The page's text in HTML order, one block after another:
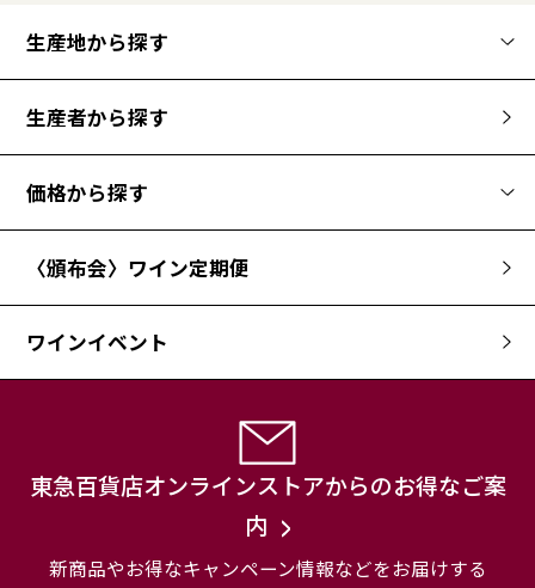
生産地から探す
生産者から探す
価格から探す
〈頒布会〉ワイン定期便
ワインイベント
東急百貨店オンラインストアからのお得なご案
内
新商品やお得なキャンペーン情報などをお届けする